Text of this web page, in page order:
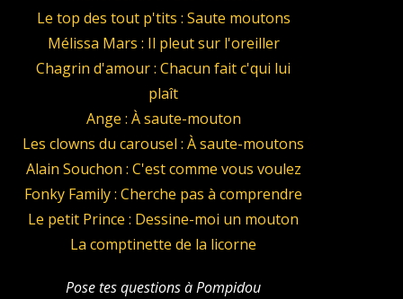
Le top des tout p'tits : Saute moutons
Mélissa Mars : Il pleut sur l'oreiller
Chagrin d'amour : Chacun fait c'qui lui
plaît
Ange : À saute-mouton
Les clowns du carousel : À saute-moutons
Alain Souchon : C'est comme vous voulez
Fonky Family : Cherche pas à comprendre
Le petit Prince : Dessine-moi un mouton
La comptinette de la licorne
Pose tes questions à Pompidou